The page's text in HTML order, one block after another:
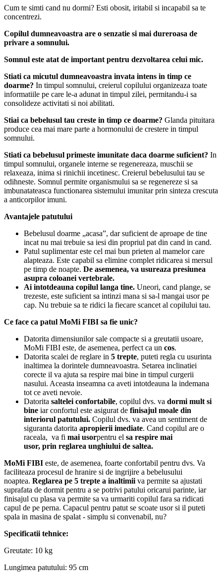
Cum te simti cand nu dormi? Esti obosit, iritabil si incapabil sa te
concentrezi.
Copilul dumneavoastra are o senzatie si mai dureroasa de
privare a somnului.
Somnul este atat de important pentru dezvoltarea celui mic.
Stiati ca micutul dumneavoastra invata intens in timp ce
doarme? In timpul somnului, creierul copilului organizeaza toate
informatiile pe care le-a adunat in timpul zilei, permitandu-i sa
consolideze activitati si noi abilitati.
Stiai ca bebelusul tau creste in timp ce doarme? Glanda pituitara
produce cea mai mare parte a hormonului de crestere in timpul
somnului.
Stiati ca bebelusul primeste imunitate daca doarme suficient? In
timpul somnului, organele interne se regenereaza, muschii se
relaxeaza, inima si rinichii incetinesc. Creierul bebelusului tau se
odihneste. Somnul permite organismului sa se regenereze si sa
imbunatateasca functionarea sistemului imunitar prin sinteza crescuta
a anticorpilor imuni.
Avantajele patutului
Bebelusul doarme „acasa”, dar suficient de aproape de tine
incat nu mai trebuie sa iesi din propriul pat din cand in cand.
Patul suplimentar este cel mai bun prieten al mamelor care
alapteaza. Este capabil sa elimine complet ridicarea si mersul
pe timp de noapte. De asemenea, va usureaza presiunea
asupra coloanei vertebrale.
Ai intotdeauna copilul langa tine. Uneori, cand plange, se
trezeste, este suficient sa intinzi mana si sa-l mangai usor pe
cap. Nu trebuie sa te ridici la fiecare scancet al copilului tau.
Ce face ca patul MoMi FIBI sa fie unic?
Datorita dimensiunilor sale compacte si a greutatii usoare,
MoMi FIBI este, de asemenea, perfect ca un cos.
Datorita scalei de reglare in 5 trepte, puteti regla cu usurinta
inaltimea la dorintele dumneavoastra. Setarea inclinatiei
corecte il va ajuta sa respire mai bine in timpul curgerii
nasului. Aceasta inseamna ca aveti intotdeauna la indemana
tot ce aveti nevoie.
Datorita saltelei confortabile, copilul dvs. va dormi mult si
bine iar confortul este asigurat de finisajul moale din
interiorul patutului. Copilul dvs. va avea un sentiment de
siguranta datorita apropierii imediate. Cand copilul are o
raceala, va fi mai usorpentru el sa respire mai
usor, prin reglarea unghiului de saltea.
MoMi FIBI este, de asemenea, foarte confortabil pentru dvs. Va
faciliteaza procesul de hranire si de ingrijire a bebelusului
noaptea. Reglarea pe 5 trepte a inaltimii va permite sa ajustati
suprafata de dormit pentru a se potrivi patului oricarui parinte, iar
finisajul cu plasa va permite sa va urmariti copilul fara sa ridicati
capul de pe perna. Capacul pentru patut se scoate usor si il puteti
spala in masina de spalat - simplu si convenabil, nu?
Specificatii tehnice:
Greutate: 10 kg
Lungimea patutului: 95 cm